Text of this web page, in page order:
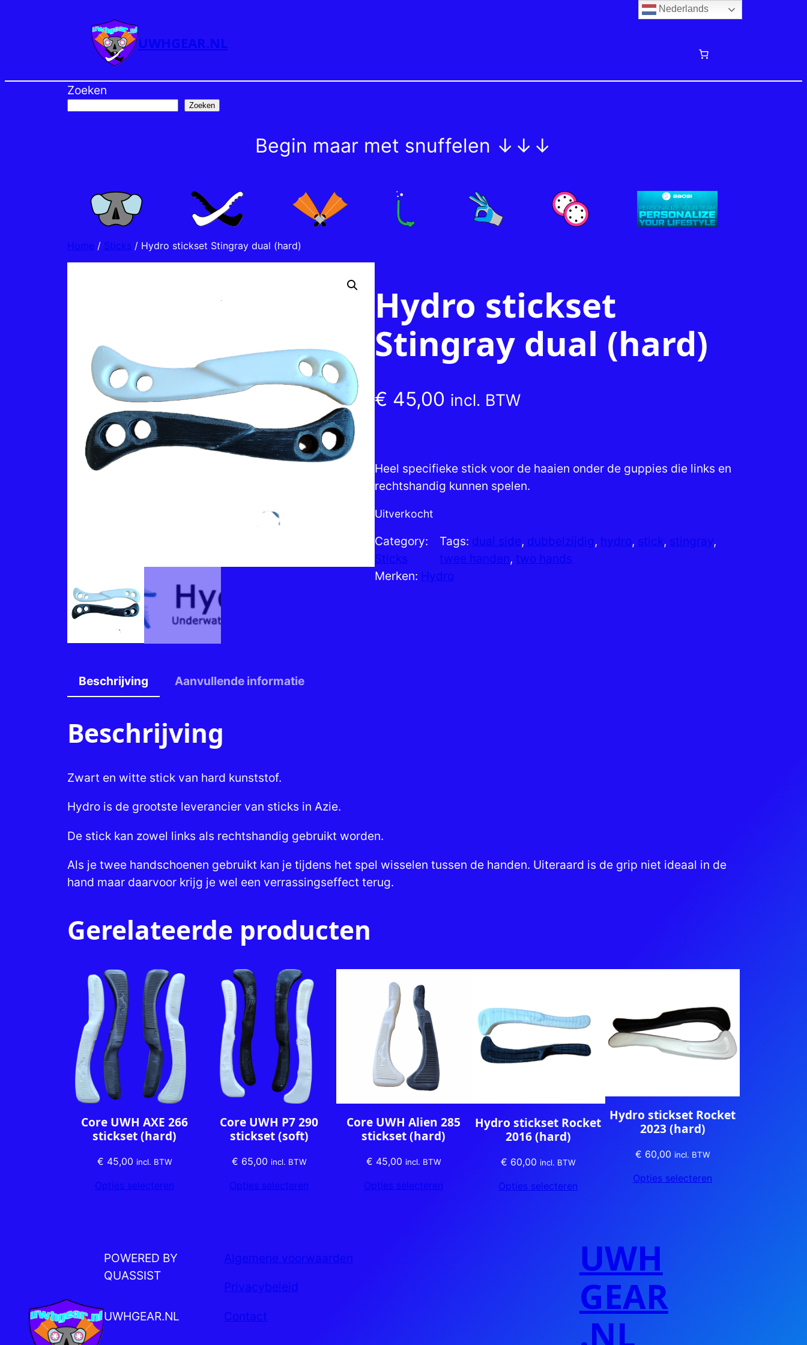
UWHGEAR.NL
Zoeken
Zoeken
Begin maar met snuffelen ↓↓↓
Home / Sticks / Hydro stickset Stingray dual (hard)
Hydro stickset
Stingray dual (hard)
€ 45,00 incl. BTW
Heel specifieke stick voor de haaien onder de guppies die links en
rechtshandig kunnen spelen.
Uitverkocht
Category:
Sticks
Tags: dual side, dubbelzijdig, hydro, stick, stingray
twee handen, two hands
Merken: Hydro
Beschrijving Aanvullende informatie
Beschrijving
Zwart en witte stick van hard kunststof.
Hydro is de grootste leverancier van sticks in Azie.
De stick kan zowel links als rechtshandig gebruikt worden.
Als je twee handschoenen gebruikt kan je tijdens het spel wisselen tussen de handen. Uiteraard is de grip niet ideaal in de
hand maar daarvoor krijg je wel een verrassingseffect terug.
Gerelateerde producten
Core UWH AXE 266
stickset (hard)
€ 45,00 incl. BTW
Opties selecteren
Core UWH P7 290
stickset (soft)
€ 65,00 incl. BTW
Opties selecteren
Core UWH Alien 285
stickset (hard)
€ 45,00 incl. BTW
Opties selecteren
Hydro stickset Rocket
2016 (hard)
€ 60,00 incl. BTW
Opties selecteren
Hydro stickset Rocket
2023 (hard)
€ 60,00 incl. BTW
Opties selecteren
POWERED BY
QUASSIST
UWHGEAR.NL
Algemene voorwaarden
Privacybeleid
Contact
UWH
GEAR
.NL
Nederlands